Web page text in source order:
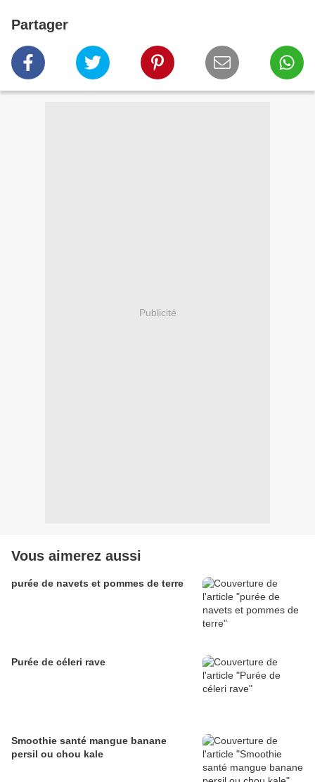
Partager
Publicité
Vous aimerez aussi
purée de navets et pommes de terre
Purée de céleri rave
Smoothie santé mangue banane
persil ou chou kale